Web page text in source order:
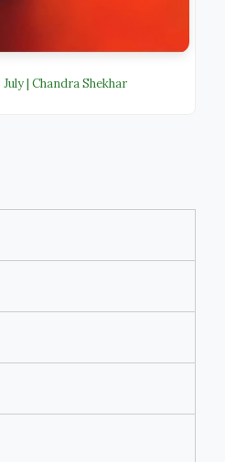
| Chandra Shekhar